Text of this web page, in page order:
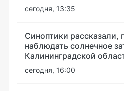
сегодня, 13:35
Синоптики рассказали,
наблюдать солнечное
Калининградской
сегодня, 16:00